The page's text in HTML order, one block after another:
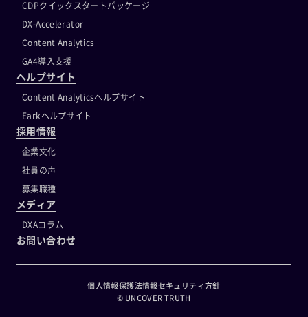
CDPクイックスタートパッケージ
DX-Accelerator
Content Analytics
GA4導入支援
ヘルプサイト
Content Analyticsヘルプサイト
Earkヘルプサイト
採用情報
企業文化
社員の声
募集職種
メディア
DXAコラム
お問い合わせ
個人情報保護法情報セキュリティ方針
© UNCOVER TRUTH